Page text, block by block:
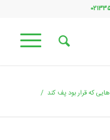
که قرار بود پف کند /